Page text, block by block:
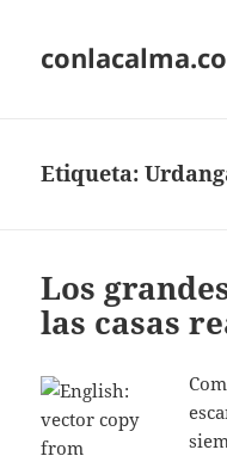
Etiqueta:
Los
las casas